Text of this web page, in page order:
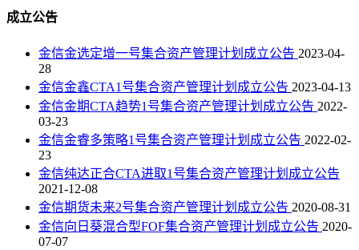
成立公告
金信金选定增一号集合资产管理计划成立公告 2023-04-
28
金信金鑫CTA1号集合资产管理计划成立公告 2023-04-13
金信金期CTA趋势1号集合资产管理计划成立公告 2022-
03-23
金信金睿多策略1号集合资产管理计划成立公告 2022-02-
23
金信纯达正合CTA进取1号集合资产管理计划成立公告
2021-12-08
金信期货未来2号集合资产管理计划成立公告 2020-08-31
金信向日葵混合型FOF集合资产管理计划成立公告 2020-
07-07